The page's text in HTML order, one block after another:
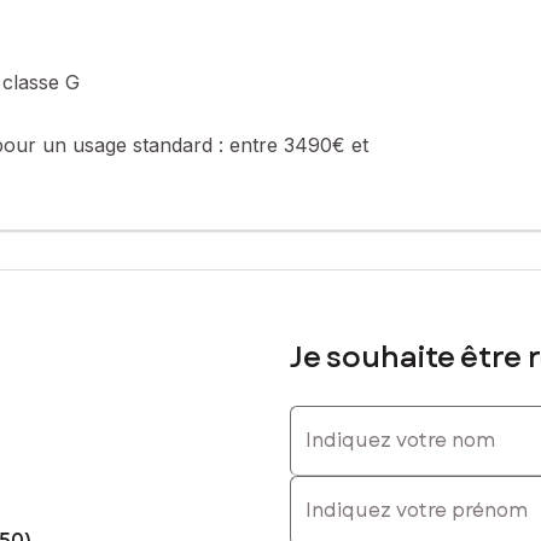
35 lots (les charges courantes annuelles moyennes de
E-mail : julie.cordat@safti.fr - EI - Agent commercial
G
un usage standard : entre 3490€ et
Je souhaite être
Indiquez votre nom
Indiquez votre prénom